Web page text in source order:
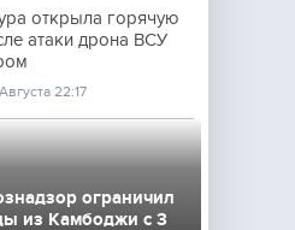
открыла горячую
атаки дрона ВСУ
22:17
ограничил
из Камбоджи с 3